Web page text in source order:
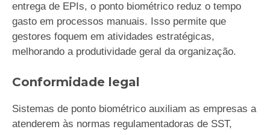
entrega de EPIs, o ponto biométrico reduz o tempo
gasto em processos manuais. Isso permite que
gestores foquem em atividades estratégicas,
melhorando a produtividade geral da organização.
Conformidade legal
Sistemas de ponto biométrico auxiliam as empresas a
atenderem às normas regulamentadoras de SST,